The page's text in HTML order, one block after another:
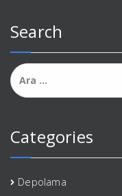
Search
Arama:
Categories
Depolama